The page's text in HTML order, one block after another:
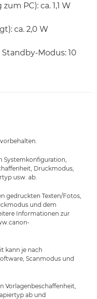
PC): ca. 1,1 W
ca. 2,0 W
Modus: 10
Systemkonfiguration,
Druckmodus,
usw. ab.
gedruckten Texten/Fotos,
und dem
Informationen zur
kann je nach
Scanmodus und
Vorlagenbeschaffenheit,
ab und